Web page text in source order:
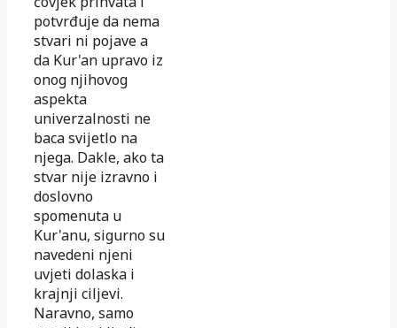
potvrđuje da nema
stvari ni pojave a
da Kur'an upravo iz
onog njihovog
aspekta
univerzalnosti ne
baca svijetlo na
njega. Dakle, ako ta
stvar nije izravno i
doslovno
spomenuta u
Kur'anu, sigurno su
navedeni njeni
uvjeti dolaska i
krajnji ciljevi.
Naravno, samo